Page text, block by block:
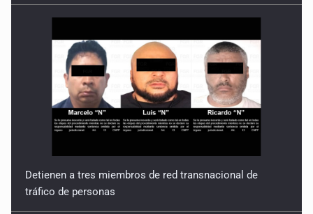
Detienen a tres miembros de red transnacional de
tráfico de personas